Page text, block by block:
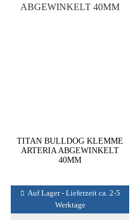
TITAN BULLDOG KLEMME
ARTERIA ABGEWINKELT
40MM
Auf Lager - Lieferzeit ca. 2-5
Werktage